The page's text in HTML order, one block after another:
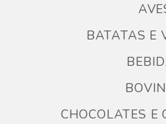
BATATAS E
CHOCOLATES E